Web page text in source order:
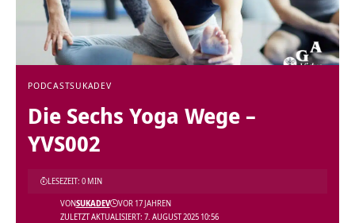
PODCASTSUKADEV
Die Sechs Yoga Wege –
YVS002
ZULETZT AKTUALISIERT: 7. AUGUST 2025 10:56
VONSUKADEV VOR 17 JAHREN
LESEZEIT: 0 MIN